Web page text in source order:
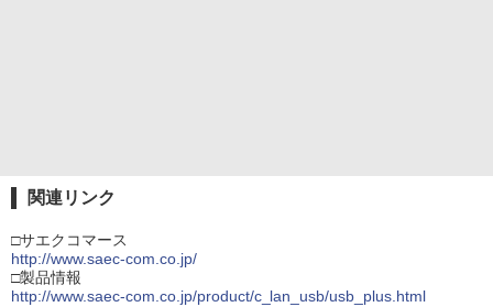
関連リンク
□サエクコマース
http://www.saec-com.co.jp/
□製品情報
http://www.saec-com.co.jp/product/c_lan_usb/usb_plus.html